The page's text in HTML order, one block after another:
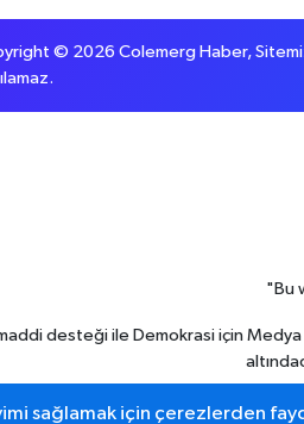
© 2026 Colemerg Haber,
"Bu
desteği ile Demokrasi için
sağlamak için çerezlerden